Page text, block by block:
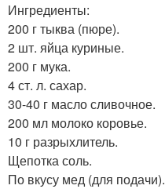
Ингредиенты:
200 г тыква (пюре).
2 шт. яйца куриные.
200 г мука.
4 ст. л. сахар.
30-40 г масло сливочное.
200 мл молоко коровье.
10 г разрыхлитель.
Щепотка соль.
По вкусу мед (для подачи).